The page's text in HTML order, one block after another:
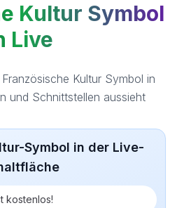
Kultur Symbol
Live
Kultur Symbol in
und Schnittstellen aussieht
Symbol in der Live-
kostenlos!